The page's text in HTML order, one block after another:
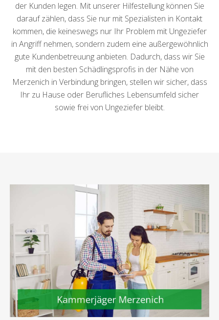
der Kunden legen. Mit unserer Hilfestellung können Sie
darauf zählen, dass Sie nur mit Spezialisten in Kontakt
kommen, die keineswegs nur Ihr Problem mit Ungeziefer
in Angriff nehmen, sondern zudem eine außergewöhnlich
gute Kundenbetreuung anbieten. Dadurch, dass wir Sie
mit den besten Schädlingsprofis in der Nähe von
Merzenich in Verbindung bringen, stellen wir sicher, dass
Ihr zu Hause oder Berufliches Lebensumfeld sicher
sowie frei von Ungeziefer bleibt.